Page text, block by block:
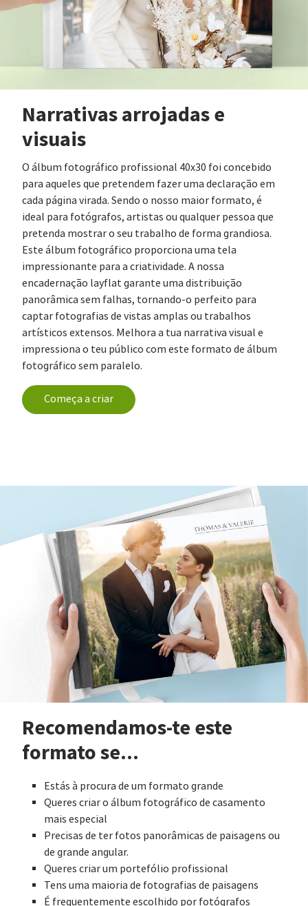
Narrativas arrojadas e
visuais
O álbum fotográfico profissional 40x30 foi concebido
para aqueles que pretendem fazer uma declaração em
cada página virada. Sendo o nosso maior formato, é
ideal para fotógrafos, artistas ou qualquer pessoa que
pretenda mostrar o seu trabalho de forma grandiosa.
Este álbum fotográfico proporciona uma tela
impressionante para a criatividade. A nossa
encadernação layflat garante uma distribuição
panorâmica sem falhas, tornando-o perfeito para
captar fotografias de vistas amplas ou trabalhos
artísticos extensos. Melhora a tua narrativa visual e
impressiona o teu público com este formato de álbum
fotográfico sem paralelo.
Começa a criar
Recomendamos-te este
formato se...
Estás à procura de um formato grande
Queres criar o álbum fotográfico de casamento
mais especial
Precisas de ter fotos panorâmicas de paisagens ou
de grande angular.
Queres criar um portefólio profissional
Tens uma maioria de fotografias de paisagens
É frequentemente escolhido por fotógrafos